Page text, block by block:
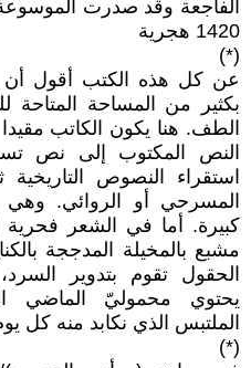
الفاجعة وقد صدرت
1420 هجرية
(*)
عن كل هذه الكتب أقول أن
بكثير من المساحة المتاحة
الطف. هنا يكون الكاتب مقيدا
النص المكتوب إلى نص
استقراء النصوص
المسرحي أو الروائي.
كبيرة. أما في الشعر فحرية
مشبع بالمخيلة المدججة
الحقول تقوم بتدوير
يحتوي محموليّ الماضي
الملتبس الذي نكابد منه كل
(*)